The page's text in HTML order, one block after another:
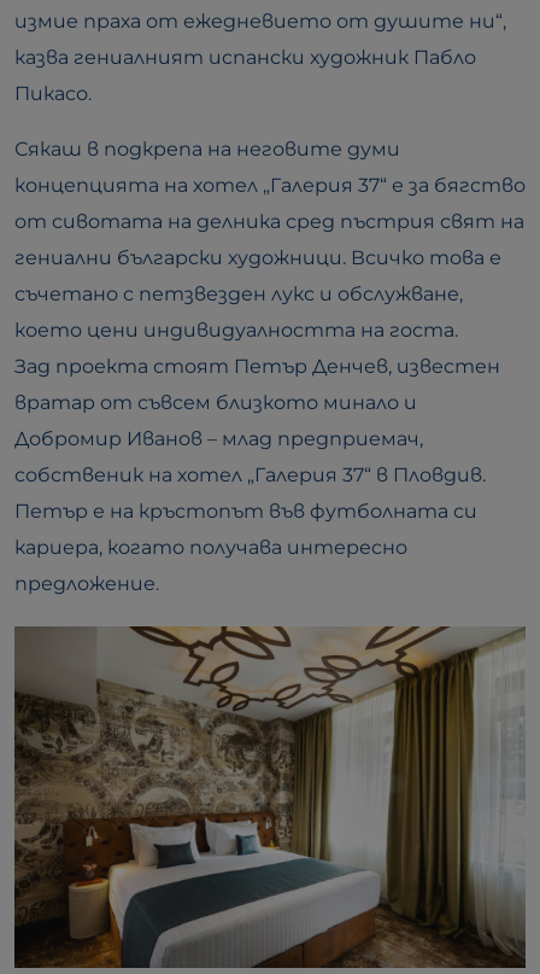
измие праха от ежедневието от душите ни“,
казва гениалният испански художник Пабло
Пикасо.
Сякаш в подкрепа на неговите думи
концепцията на хотел „Галерия 37“ е за бягство
от сивотата на делника сред пъстрия свят на
гениални български художници. Всичко това е
съчетано с петзвезден лукс и обслужване,
което цени индивидуалността на госта.
Зад проекта стоят Петър Денчев, известен
вратар от съвсем близкото минало и
Добромир Иванов – млад предприемач,
собственик на хотел „Галерия 37“ в Пловдив.
Петър е на кръстопът във футболната си
кариера, когато получава интересно
предложение.